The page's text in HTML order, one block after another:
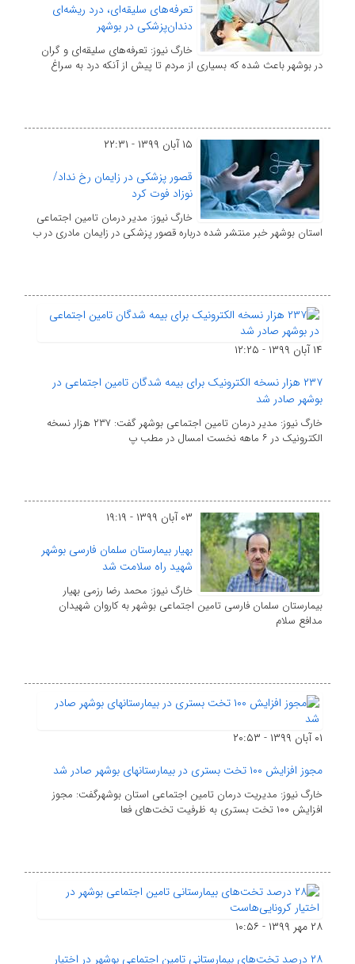
تعرفه‌های سلیقه‌ای، درد ریشه‌ای
دندان‌پزشکی در بوشهر
خارگ نیوز: تعرفه‌های سلیقه‌ای و گران
در بوشهر باعث شده که بسیاری از مردم تا پیش از آنکه درد به سراغ
۱۵ آبان ۱۳۹۹ - ۲۲:۳۱
قصور پزشکی در زایمان رخ نداد/
نوزاد فوت کرد
خارگ نیوز: مدیر درمان تامین اجتماعی
استان بوشهر خبر منتشر شده درباره قصور پزشکی در زایمان مادری در ب
۱۴ آبان ۱۳۹۹ - ۱۲:۲۵
۲۳۷ هزار نسخه الکترونیک برای بیمه شدگان تامین اجتماعی در
بوشهر صادر شد
خارگ نیوز: مدیر درمان تامین اجتماعی بوشهر گفت: ۲۳۷ هزار نسخه
الکترونیک در ۶ ماهه نخست امسال در مطب پ
۰۳ آبان ۱۳۹۹ - ۱۹:۱۹
بهیار بیمارستان سلمان فارسی بوشهر
شهید راه سلامت شد
خارگ نیوز: محمد رضا رزمی بهیار
بیمارستان سلمان فارسی تامین اجتماعی بوشهر به کاروان شهیدان
مدافع سلام
۰۱ آبان ۱۳۹۹ - ۲۰:۵۳
مجوز افزایش ۱۰۰ تخت بستری در بیمارستان‎های بوشهر صادر شد
خارگ نیوز: مدیریت درمان تامین اجتماعی استان بوشهرگفت: مجوز
افزایش ۱۰۰ تخت بستری به ظرفیت تخت‌های فعا
۲۸ مهر ۱۳۹۹ - ۱۰:۵۶
۲۸ درصد تخت‌های بیمارستانی تامین اجتماعی بوشهر در اختیار